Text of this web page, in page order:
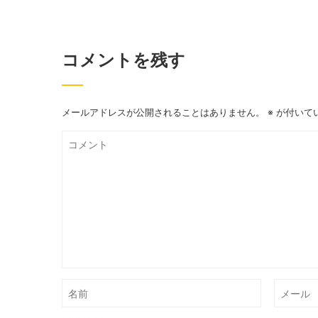
コメントを残す
メールアドレスが公開されることはありません。 ※ が付いて